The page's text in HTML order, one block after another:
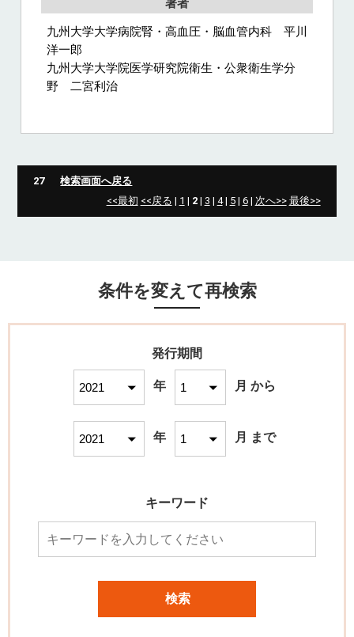
九州大学大学病院腎・高血圧・脳血管内科 平川
洋一郎
九州大学大学院医学研究院衛生・公衆衛生学分
野 二宮利治
27
検索画面へ戻る
<<最初 <<戻る | 1 | 2| 3 | 4| 5| 6| 次へ>> 最後>>
条件を変えて再検索
発行期間
年 月 から
年 月 まで
キーワード
検索